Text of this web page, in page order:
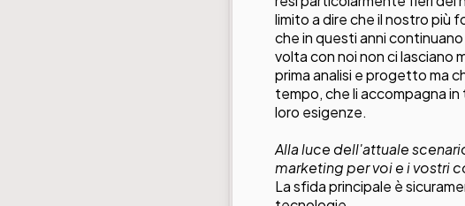
limito a dire che il nostro più
che in questi anni
volta con noi non ci lasciano
prima analisi e progetto ma
tempo, che li accompagna
loro esigenze.
Alla luce dell'attuale
marketing per voi e i vostri
La sfida principale è